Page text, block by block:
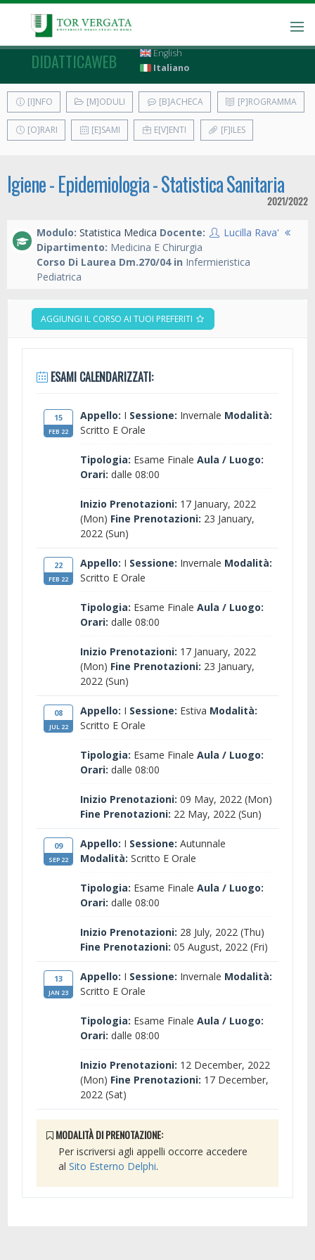
DIDATTICAWEB
English
Italiano
[I]NFO [M]ODULI [B]ACHECA [P]ROGRAMMA
[O]RARI [E]SAMI E[V]ENTI [F]ILES
Igiene - Epidemiologia - Statistica Sanitaria
2021/2022
Modulo: Statistica Medica Docente:
Lucilla Rava'
Dipartimento: Medicina E Chirurgia
Corso Di Laurea Dm.270/04 in Infermieristica
Pediatrica
AGGIUNGI IL CORSO AI TUOI PREFERITI
ESAMI CALENDARIZZATI:
15
FEB 22
Appello: I Sessione: Invernale Modalità:
Scritto E Orale
Tipologia: Esame Finale Aula / Luogo:
Orari: dalle 08:00
Inizio Prenotazioni: 17 January, 2022
(Mon) Fine Prenotazioni: 23 January,
2022 (Sun)
22
FEB 22
Appello: I Sessione: Invernale Modalità:
Scritto E Orale
Tipologia: Esame Finale Aula / Luogo:
Orari: dalle 08:00
Inizio Prenotazioni: 17 January, 2022
(Mon) Fine Prenotazioni: 23 January,
2022 (Sun)
08
JUL 22
Appello: I Sessione: Estiva Modalità:
Scritto E Orale
Tipologia: Esame Finale Aula / Luogo:
Orari: dalle 08:00
Inizio Prenotazioni: 09 May, 2022 (Mon)
Fine Prenotazioni: 22 May, 2022 (Sun)
09
SEP 22
Appello: I Sessione: Autunnale
Modalità: Scritto E Orale
Tipologia: Esame Finale Aula / Luogo:
Orari: dalle 08:00
Inizio Prenotazioni: 28 July, 2022 (Thu)
Fine Prenotazioni: 05 August, 2022 (Fri)
13
JAN 23
Appello: I Sessione: Invernale Modalità:
Scritto E Orale
Tipologia: Esame Finale Aula / Luogo:
Orari: dalle 08:00
Inizio Prenotazioni: 12 December, 2022
(Mon) Fine Prenotazioni: 17 December,
2022 (Sat)
MODALITÀ DI PRENOTAZIONE:
Per iscriversi agli appelli occorre accedere
al Sito Esterno Delphi.